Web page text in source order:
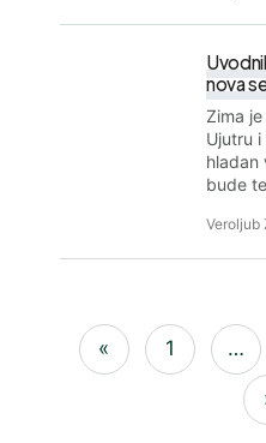
nova
Zima
Ujutru
hladan
bude
Veroljub
« 1 …